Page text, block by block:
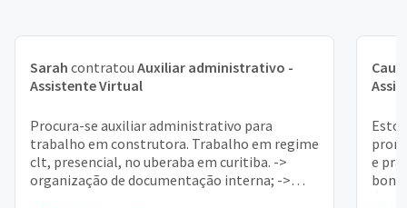
Sarah contratou Auxiliar administrativo -
Assistente Virtual
Procura-se auxiliar administrativo para
trabalho em construtora. Trabalho em regime
clt, presencial, no uberaba em curitiba. ->
organização de documentação interna; ->
Cauã
e
área